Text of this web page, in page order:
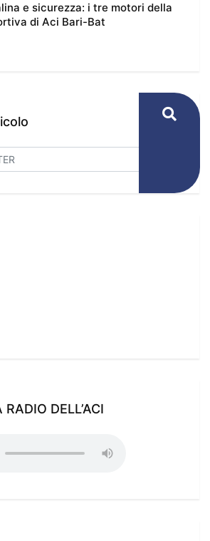
e sicurezza: i tre motori della
di Aci Bari-Bat
DELL’ACI